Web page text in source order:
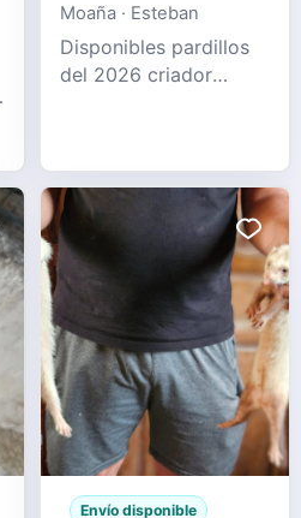
Moaña · Esteban
Disponibles pardillos
del 2026 criador
Envío disponible